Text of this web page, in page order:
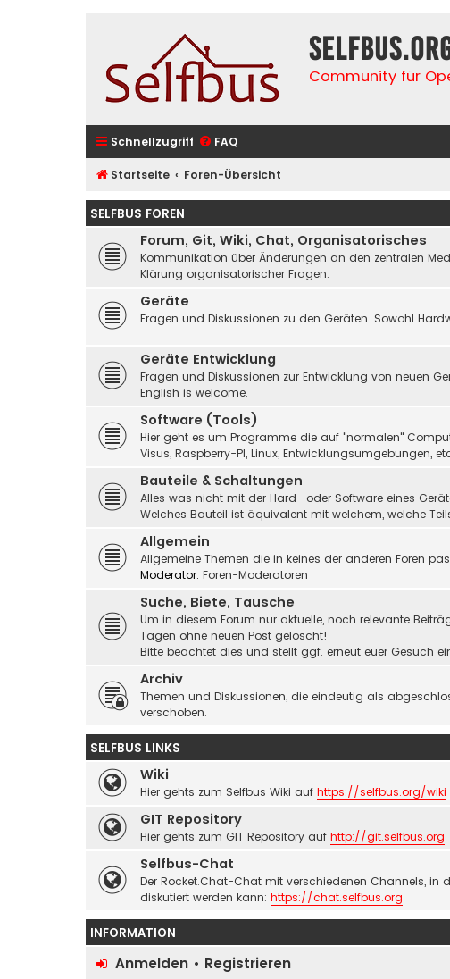
Community für
Schnellzugriff FAQ
Startseite Foren-Übersicht
SELFBUS FOREN
Forum, Git, Wiki, Chat, Organisatorisches
Kommunikation über Änderungen an den zentralen
Klärung organisatorischer Fragen.
Geräte
Fragen und Diskussionen zu den Geräten. Sowohl
Geräte Entwicklung
Fragen und Diskussionen zur Entwicklung von neuen
English is welcome.
Software (Tools)
Hier geht es um Programme die auf "normalen"
Visus, Raspberry-PI, Linux, Entwicklungsumgebungen,
Bauteile & Schaltungen
Alles was nicht mit der Hard- oder Software eines
Welches Bauteil ist äquivalent mit welchem, welche
Allgemein
Allgemeine Themen die in keines der anderen Foren
Moderator: Foren-Moderatoren
Suche, Biete, Tausche
Um in diesem Forum nur aktuelle, noch relevante
Tagen ohne neuen Post gelöscht!
Bitte beachtet dies und stellt ggf. erneut euer Gesuch
Archiv
Themen und Diskussionen, die eindeutig als
verschoben.
SELFBUS LINKS
Wiki
Hier gehts zum Selfbus Wiki auf https://selfbus.org/wiki
GIT Repository
Hier gehts zum GIT Repository auf http://git.selfbus.org
Selfbus-Chat
Der Rocket.Chat-Chat mit verschiedenen Channels,
diskutiert werden kann: https://chat.selfbus.org
INFORMATION
Anmelden • Registrieren